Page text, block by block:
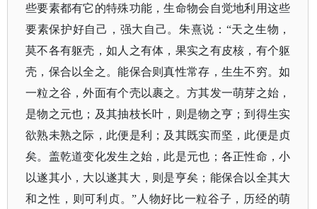
些要素都有它的特殊功能，生命物会自觉地利用这些
要素保护好自己，强大自己。朱熹说：“天之生物，
莫不各有躯壳，如人之有体，果实之有皮核，有个躯
壳，保合以全之。能保合则真性常存，生生不穷。如
一粒之谷，外面有个壳以裹之。方其发一萌芽之始，
是物之元也；及其抽枝长叶，则是物之亨；到得生实
欲熟未熟之际，此便是利；及其既实而坚，此便是贞
矣。盖乾道变化发生之始，此是元也；各正性命，小
以遂其小，大以遂其大，则是亨矣；能保合以全其大
和之性，则可利贞。”人物好比一粒谷子，历经的萌